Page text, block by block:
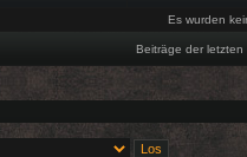
Es wurden
Beiträge der